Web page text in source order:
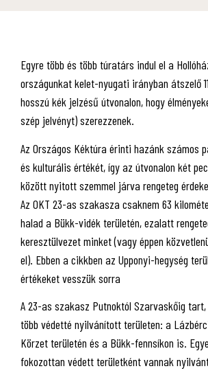
Egyre több és több túratárs indul el a
országunkat kelet-nyugati irányban átszelő
hosszú kék jelzésű útvonalon, hogy
szép jelvényt) szerezzenek.
Az Országos Kéktúra érinti hazánk számos
és kulturális értékét, így az útvonalon két
között nyitott szemmel járva rengeteg
Az OKT 23-as szakasza csaknem 63
halad a Bükk-vidék területén, ezalatt
keresztülvezet minket (vagy éppen
el). Ebben a cikkben az Upponyi-hegység
értékeket vesszük sorra
A 23-as szakasz Putnoktól Szarvaskőig
több védetté nyilvánított területen: a
Körzet területén és a Bükk-fennsíkon is.
fokozottan védett területként vannak